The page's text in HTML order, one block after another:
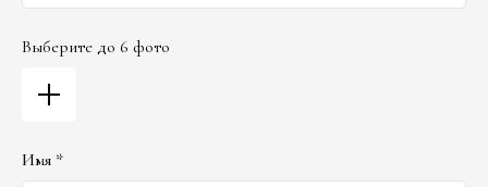
Выберите до 6 фото
Имя *